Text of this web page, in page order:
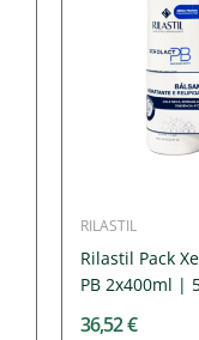
RILASTIL
Rilastil Pack
PB 2x400ml |
36,52 €